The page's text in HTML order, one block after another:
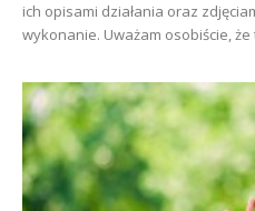
ich opisami działania oraz
wykonanie. Uważam osobiście,